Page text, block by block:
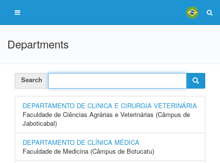
Departments
Search
DEPARTAMENTO DE CLINICA E CIRURGIA VETERINÁRIA
Faculdade de Ciências Agrárias e Veterinárias (Câmpus de
Jaboticabal)
DEPARTAMENTO DE CLÍNICA MÉDICA
Faculdade de Medicina (Câmpus de Botucatu)